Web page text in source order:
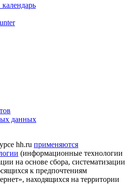
данных
hh.ru применяются
(информационные технологии
на основе сбора, систематизации
к предпочтениям
находящихся на территории